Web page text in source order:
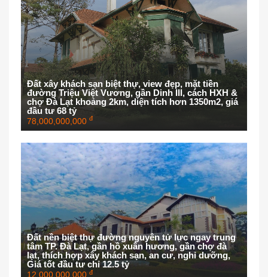
Đất xây khách sạn biệt thự, view đẹp, mặt tiền
đường Triệu Việt Vương, gần Dinh III, cách HXH &
chợ Đà Lạt khoảng 2km, diện tích hơn 1350m2, giá
đầu tư 68 tỷ
78,000,000,000 đ
Đất nền biệt thự đường nguyên tử lực ngay trung
tâm TP. Đà Lạt, gần hồ xuân hương, gần chợ đà
lạt, thích hợp xây khách sạn, an cư, nghỉ dưỡng,
Giá tốt đầu tư chỉ 12.5 tỷ
12,000,000,000 đ